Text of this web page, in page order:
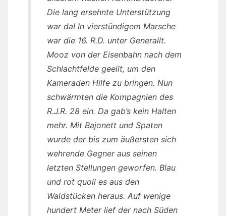
Die lang ersehnte Unterstützung
war da! In vierstündigem Marsche
war die 16. R.D. unter Generallt.
Mooz von der Eisenbahn nach dem
Schlachtfelde geeilt, um den
Kameraden Hilfe zu bringen. Nun
schwärmten die Kompagnien des
R.J.R. 28 ein. Da gab’s kein Halten
mehr. Mit Bajonett und Spaten
wurde der bis zum äußersten sich
wehrende Gegner aus seinen
letzten Stellungen geworfen. Blau
und rot quoll es aus den
Waldstücken heraus. Auf wenige
hundert Meter lief der nach Süden